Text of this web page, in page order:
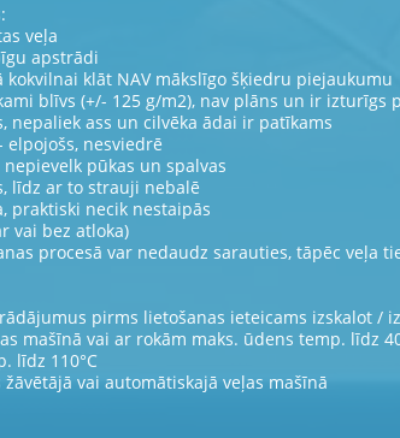
veļa
apstrādi
klāt NAV mākslīgo šķiedru piejaukumu
blīvs (+/- 125 g/m2), nav plāns un ir izturīgs
nepaliek ass un cilvēka ādai ir patīkams
nesviedrē
pūkas un spalvas
līdz ar to strauji nebalē
praktiski necik nestaipās
vai bez atloka)
procesā var nedaudz sarauties, tāpēc veļa
pirms lietošanas ieteicams izskalot /
mašīnā vai ar rokām maks. ūdens temp. līdz
līdz 110°C
vai automātiskajā veļas mašīnā